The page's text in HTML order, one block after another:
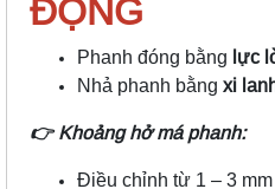
ĐỘNG
Phanh đóng bằng lực
Nhả phanh bằng xi
👉 Khoảng hở má phanh:
Điều chỉnh từ 1 – 3 mm